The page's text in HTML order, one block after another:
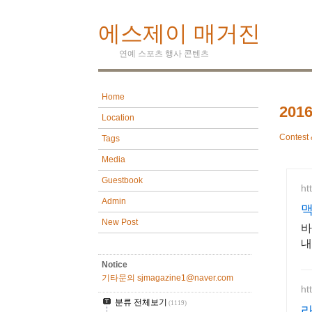
에스제이 매거진
연예 스포츠 행사 콘텐츠
Home
Location
Tags
Media
Guestbook
Admin
New Post
Notice
기타문의 sjmagazine1@naver.com
분류 전체보기 (1119)
Contest